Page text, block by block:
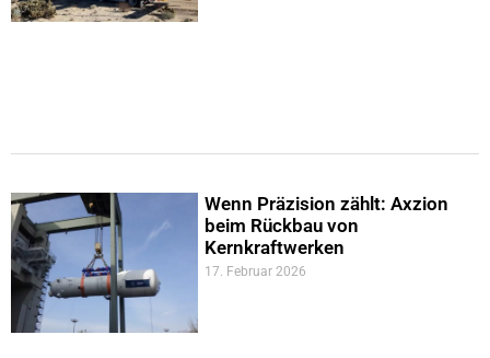
Wenn Präzision zählt: Axzion
beim Rückbau von
Kernkraftwerken
17. Februar 2026